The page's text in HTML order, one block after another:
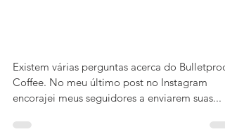
(Bulletproof Coffee)
Existem várias perguntas acerca do Bulletproof
encorajei meus seguidores a enviarem suas...